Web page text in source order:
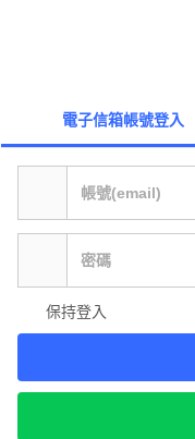
電子信箱帳號登入
保持登入